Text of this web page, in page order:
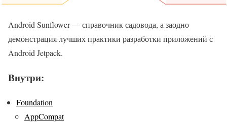
Android Sunflower — справочник садовода, а заодно
демонстрация лучших практики разработки приложений с
Android Jetpack.
Внутри:
Foundation
AppCompat